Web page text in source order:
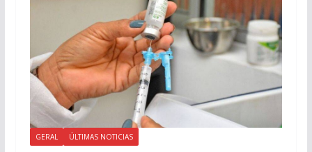
GERAL ÚLTIMAS NOTICIAS